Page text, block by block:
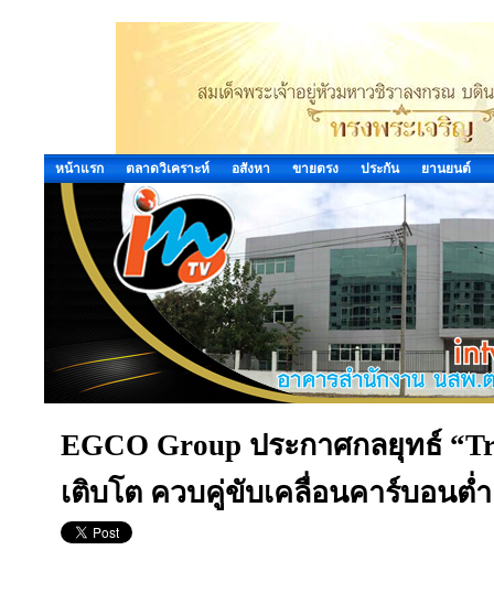
หน้าแรก ตลาดวิเคราะห์ อสังหา ขายตรง ประกัน ยานยนต์
EGCO Group ประกาศกลยุทธ์
เติบโต ควบคู่ขับเคลื่อนคาร์บอนต่ำ